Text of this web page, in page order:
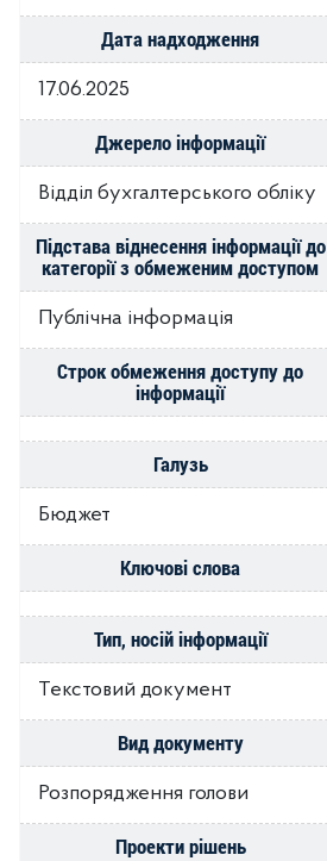
Дата надходження
17.06.2025
Джерело інформації
Відділ бухгалтерського обліку
Підстава віднесення інформації до
категорії з обмеженим доступом
Публічна інформація
Строк обмеження доступу до
інформації
Галузь
Бюджет
Ключові слова
Тип, носій інформації
Текстовий документ
Вид документу
Розпорядження голови
Проекти рішень